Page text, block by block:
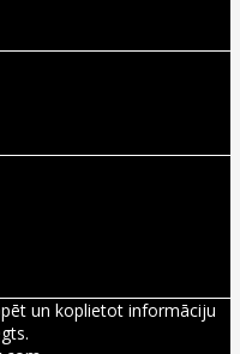
un koplietot informāciju